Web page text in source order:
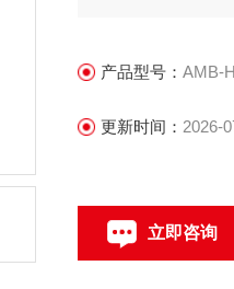
等。
产品型号：AMB-
更新时间： 2026-
立即咨询